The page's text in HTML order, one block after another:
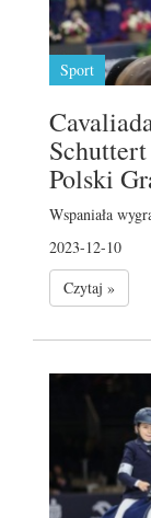
Sport
Polski
Wspaniała
2023-12-10
Czytaj »